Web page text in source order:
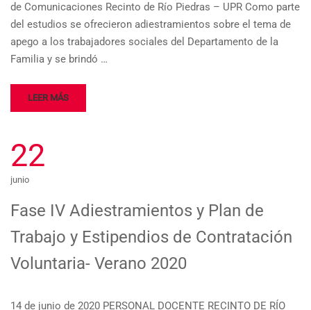
de Comunicaciones Recinto de Río Piedras – UPR Como parte
del estudios se ofrecieron adiestramientos sobre el tema de
apego a los trabajadores sociales del Departamento de la
Familia y se brindó …
LEER MÁS
22
junio
Fase IV Adiestramientos y Plan de
Trabajo y Estipendios de Contratación
Voluntaria- Verano 2020
14 de junio de 2020 PERSONAL DOCENTE RECINTO DE RÍO